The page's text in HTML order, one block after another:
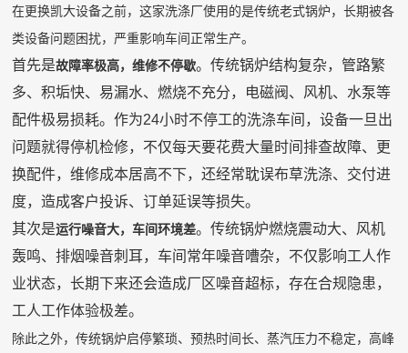
在更换凯大设备之前，这家洗涤厂使用的是传统老式锅炉，长期被各
类设备问题困扰，严重影响车间正常生产。
首先是故障率极高，维修不停歇。传统锅炉结构复杂，管路繁
多、积垢快、易漏水、燃烧不充分，电磁阀、风机、水泵等
配件极易损耗。作为24小时不停工的洗涤车间，设备一旦出
问题就得停机检修，不仅每天要花费大量时间排查故障、更
换配件，维修成本居高不下，还经常耽误布草洗涤、交付进
度，造成客户投诉、订单延误等损失。
其次是运行噪音大，车间环境差。传统锅炉燃烧震动大、风机
轰鸣、排烟噪音刺耳，车间常年噪音嘈杂，不仅影响工人作
业状态，长期下来还会造成厂区噪音超标，存在合规隐患，
工人工作体验极差。
除此之外，传统锅炉启停繁琐、预热时间长、蒸汽压力不稳定，高峰